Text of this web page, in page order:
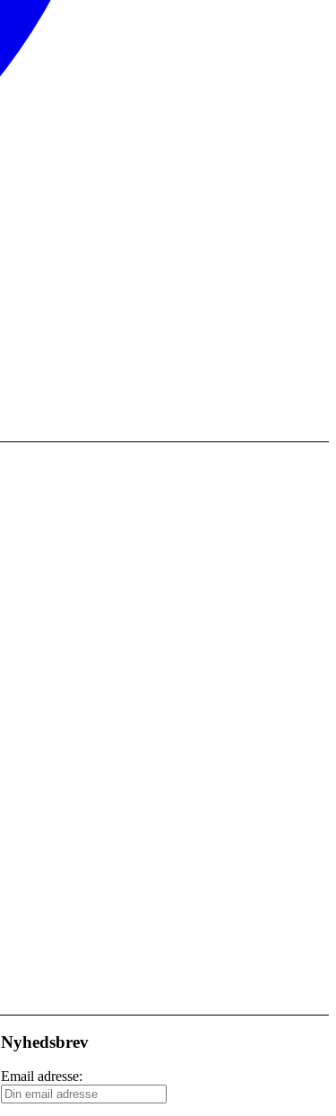
Nyhedsbrev
Email adresse: